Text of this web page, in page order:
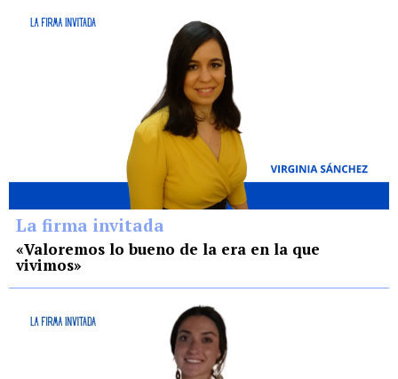
La firma invitada
«Valoremos lo bueno de la era en la que
vivimos»